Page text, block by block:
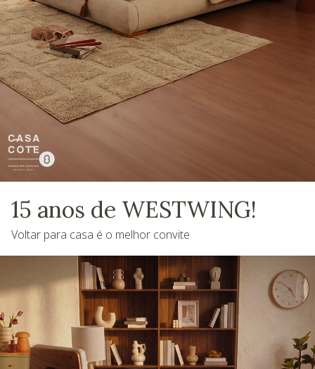
15 anos de WESTWING!
Voltar para casa é o melhor convite